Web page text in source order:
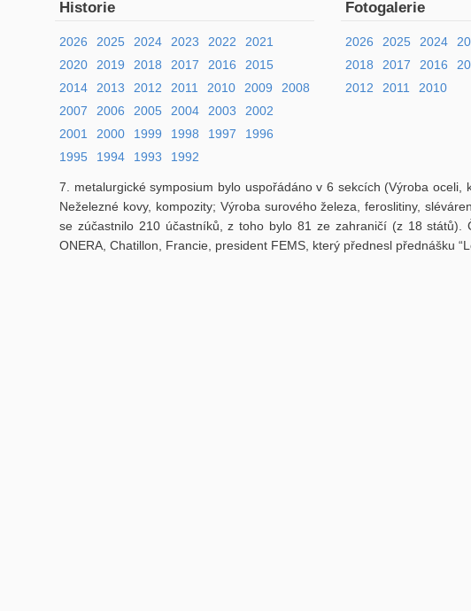
Historie
2026 2025 2024 2023 2022
2021
2020
2019 2018 2017 2016
2015
2014
2013 2012 2011 2010 2009
2008
2007
2006 2005 2004 2003
2002
2001
2000 1999 1998 1997
1996
1995
1994 1993 1992
Fotogalerie
2026 2025 2024
2018
2017 2016
2012
2011 2010
7. metalurgické symposium bylo uspořádáno v 6 sekcích (Výroba
Neželezné kovy, kompozity; Výroba surového železa, feroslitiny,
se zúčastnilo 210 účastníků, z toho bylo 81 ze zahraničí (z 18 států).
ONERA, Chatillon, Francie, president FEMS, který přednesl přednášku